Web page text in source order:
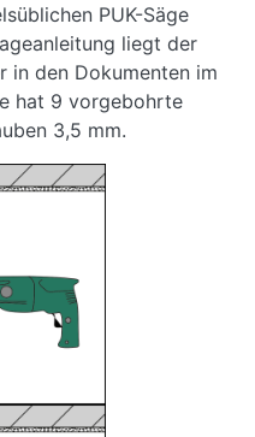
PUK-Säge
liegt der
in den Dokumenten im
hat 9 vorgebohrte
3,5 mm.